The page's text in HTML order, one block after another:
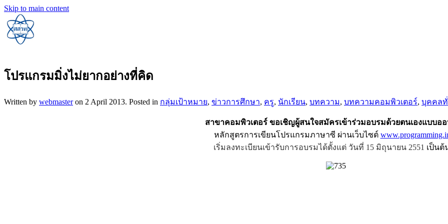
Skip to main content
โปรแกรมมิ่งไม่ยากอย่างที่คิด
Written by webmasteron 2 April 2013. Posted in กลุ่มเป้าหมาย, ข่าวการศึกษา, ครู, นักเรียน, บทความ, บทความคอมพิวเตอร์, บุคคลทั่
สาขาคอมพิวเตอร์ ขอเชิญผู้สนใจสมัครเข้าร่วมอบรมด้วยตนเองแบบอ
หลักสูตรการเขียนโปรแกรมภาษาซี ผ่านเว็บไซต์
เริ่มลงทะเบียนเข้ารับการอบรมได้ตั้งแต่ วันที่ 15 มิถุนายน 2551 เป็นต้